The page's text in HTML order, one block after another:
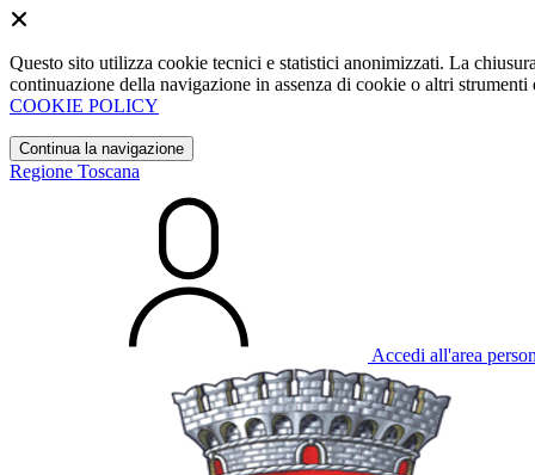
Questo sito utilizza cookie tecnici e statistici anonimizzati. La
continuazione della navigazione in assenza di cookie o altri
COOKIE POLICY
Continua la navigazione
Regione Toscana
Accedi all'area